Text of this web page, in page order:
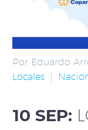
Por Eduardo
Locales
10 SEP: